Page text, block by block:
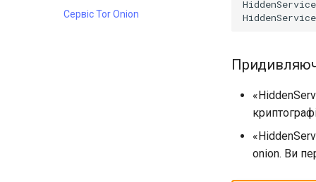
SSHRootkit Hunter
Сервіс Tor Onion
onion. Ви